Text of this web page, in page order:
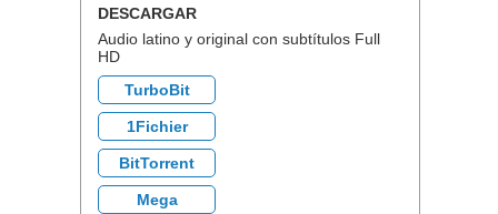
DESCARGAR
Audio latino y original con subtítulos Full
HD
TurboBit
1Fichier
BitTorrent
Mega